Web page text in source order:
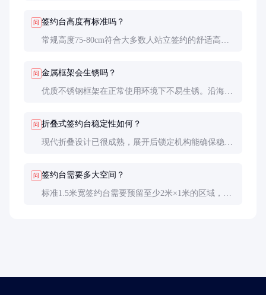
问 签约台高度有标准吗？
常规高度75-80cm符合大多数人站立签约的舒适高
问 金属框架会生锈吗？
优质不锈钢框架在正常使用环境下不易生锈。沿海地
问 折叠式签约台稳定性如何？
现代折叠设计已很成熟，展开后锁定机构能确保稳定
问 签约台需要多大空间？
标准1.5米宽签约台需要预留至少2米×1米的区域，确